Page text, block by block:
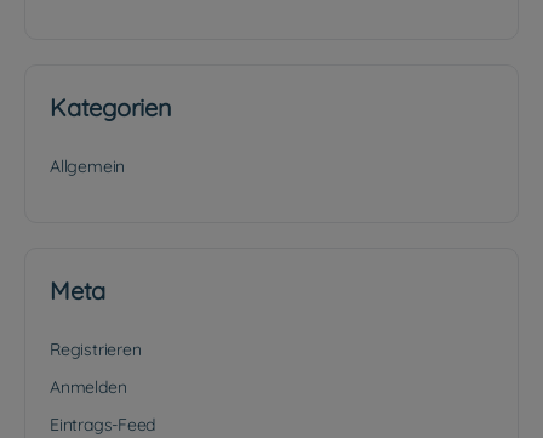
Kategorien
Allgemein
Meta
Registrieren
Anmelden
Eintrags-Feed